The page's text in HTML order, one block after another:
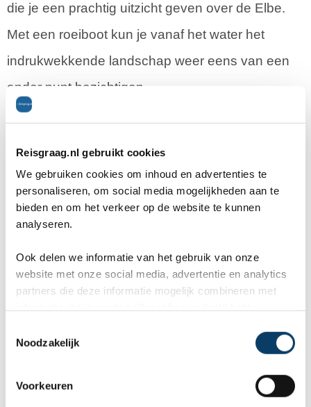
Reisgraag.nl gebruikt cookies
We gebruiken cookies om inhoud en advertenties te
personaliseren, om social media mogelijkheden aan te
bieden en om het verkeer op de website te kunnen
analyseren.
Ook delen we informatie van het gebruik van onze
website met onze social media, advertentie en analytics
partners die deze informatie mogelijk combineren met
Noodzakelijk
Voorkeuren
die je een prachtig uitzicht geven over de Elbe.
Met een roeiboot kun je vanaf het water het
indrukwekkende landschap weer eens van een
ander punt bezichtigen.
Reisgraag.nl
Stationssingel 120e
5371BB Ravenstein
0486-412199
0486-412199
Aangesloten bij